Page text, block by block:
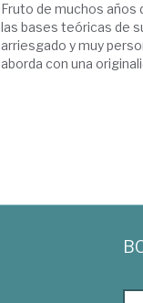
Fruto de muchos años
las bases teóricas de
arriesgado y muy
aborda con una